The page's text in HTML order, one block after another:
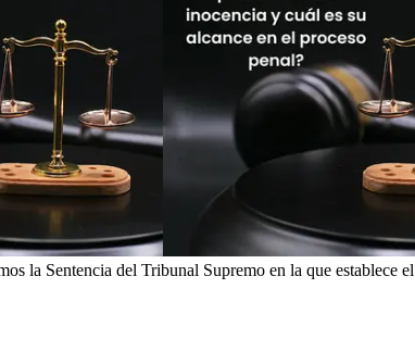
la Sentencia del Tribunal Supremo en la que